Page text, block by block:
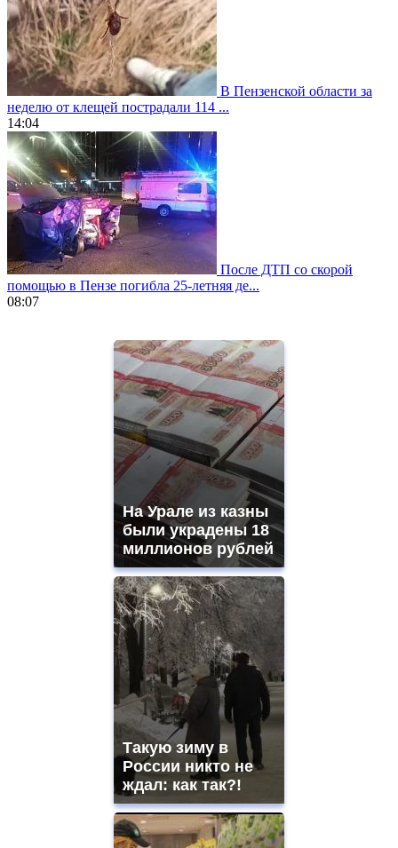
В Пензенской области за
неделю от клещей пострадали 114 ...
14:04
После ДТП со скорой
помощью в Пензе погибла 25-летняя де...
08:07
https://gradewatches.to/
https://www.replicasrelojes.to/
На Урале из казны
были украдены 18
миллионов рублей
Такую зиму в
России никто не
ждал: как так?!